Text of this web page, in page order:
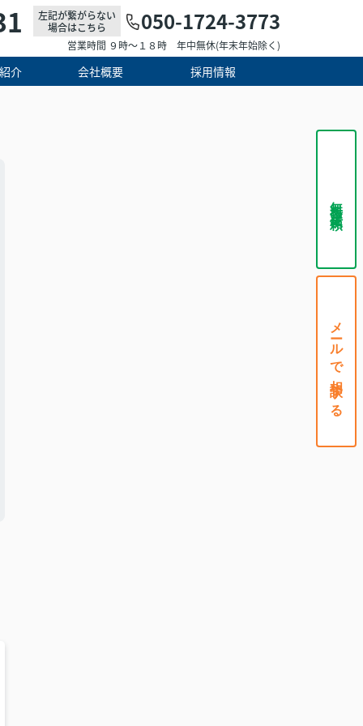
左記が繋がらない
場合はこちら
050-1724-3773
営業時間 ９時～１８時 年中無休(年末年始除く)
介 会社概要 採用情報
無料査定依頼
メールで相談する